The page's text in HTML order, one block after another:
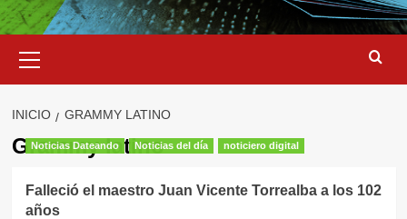
primario
INICIO GRAMMY LATINO
Grammy latino
Noticias Dateando Noticias del día noticiero digital
Falleció el maestro Juan Vicente Torrealba a los 102
años